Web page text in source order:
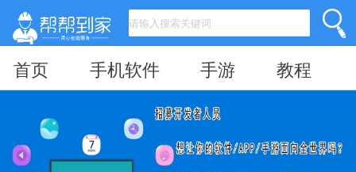
首页 手机软件 手游 教程